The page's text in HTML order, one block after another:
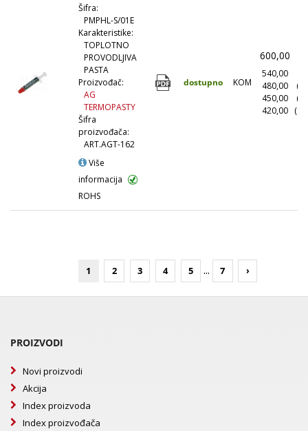
Šifra:
PMPHL-S/01E
Karakteristike:
TOPLOTNO
PROVODLJIVA
PASTA
Proizvođač:
AG
TERMOPASTY
Šifra
proizvođača:
ART.AGT-162
Više
informacija
ROHS
dostupno KOM
600,00
540,00
480,00
450,00
420,00
1 2 3 4 5 ... 7 ›
PROIZVODI
Novi proizvodi
Akcija
Index proizvoda
Index proizvođača